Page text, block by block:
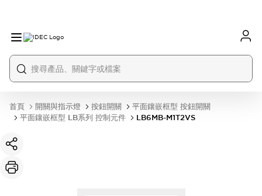
首頁 開關與指示燈 按鈕開關
平面鑲嵌框型 按鈕開關
平面鑲嵌框型 LB系列 控制元件
LB6MB-M1T2VS